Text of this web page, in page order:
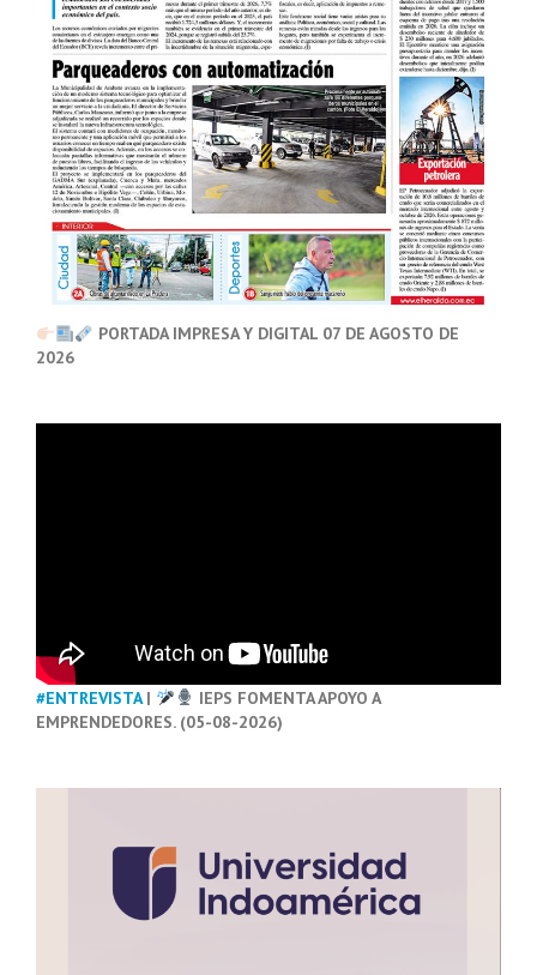
PORTADA IMPRESA Y DIGITAL 07 DE AGOSTO DE
2026
#ENTREVISTA|
IEPS FOMENTA APOYO A
EMPRENDEDORES. (05-08-2026)